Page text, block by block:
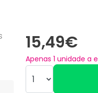
15,49€
Apenas 1 unidade a